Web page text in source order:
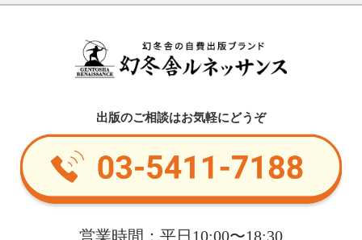
出版のご相談はお気軽にどうぞ
営業時間：平日10:00〜18:30